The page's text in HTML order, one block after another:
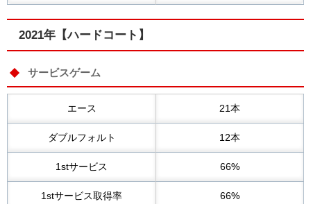
2021年【ハードコート】
サービスゲーム
エース 21本
ダブルフォルト 12本
1stサービス 66%
1stサービス取得率 66%